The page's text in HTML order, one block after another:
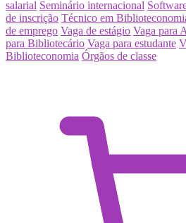
salarial Seminário internacional
de inscrição Técnico em
de emprego Vaga de estágio Vaga para
para Bibliotecário Vaga para estudante
Biblioteconomia Órgãos de classe